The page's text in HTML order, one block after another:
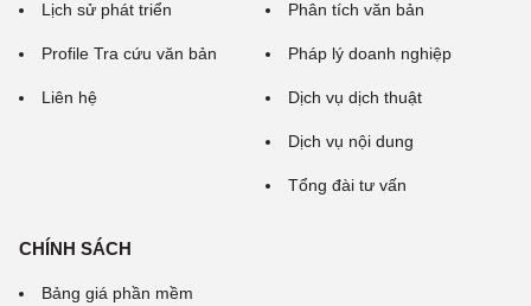
Lịch sử phát triển
Profile Tra cứu văn bản
Liên hệ
Phân tích văn bản
Pháp lý doanh nghiệp
Dịch vụ dịch thuật
Dịch vụ nội dung
Tổng đài tư vấn
CHÍNH SÁCH
Bảng giá phần mềm